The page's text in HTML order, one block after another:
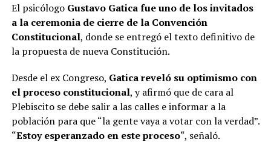
El psicólogo Gustavo Gatica fue uno de los invitados
a la ceremonia de cierre de la Convención
Constitucional, donde se entregó el texto definitivo de
la propuesta de nueva Constitución.
Desde el ex Congreso, Gatica reveló su optimismo con
el proceso constitucional, y afirmó que de cara al
Plebiscito se debe salir a las calles e informar a la
población para que “la gente vaya a votar con la verdad”.
“Estoy esperanzado en este proceso“, señaló.